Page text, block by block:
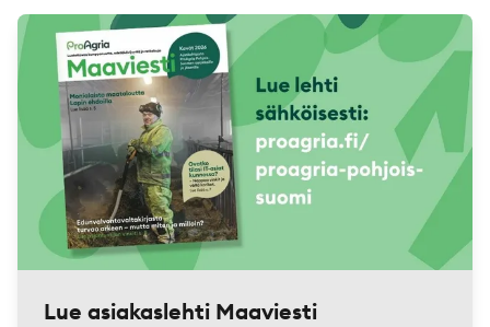
Lue asiakaslehti Maaviesti